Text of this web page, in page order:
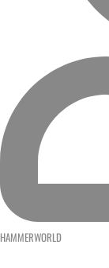
HAMMERWORLD